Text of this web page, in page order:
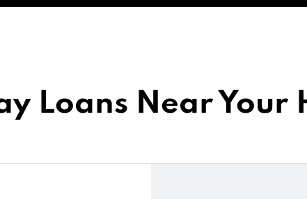
Loans Near Your